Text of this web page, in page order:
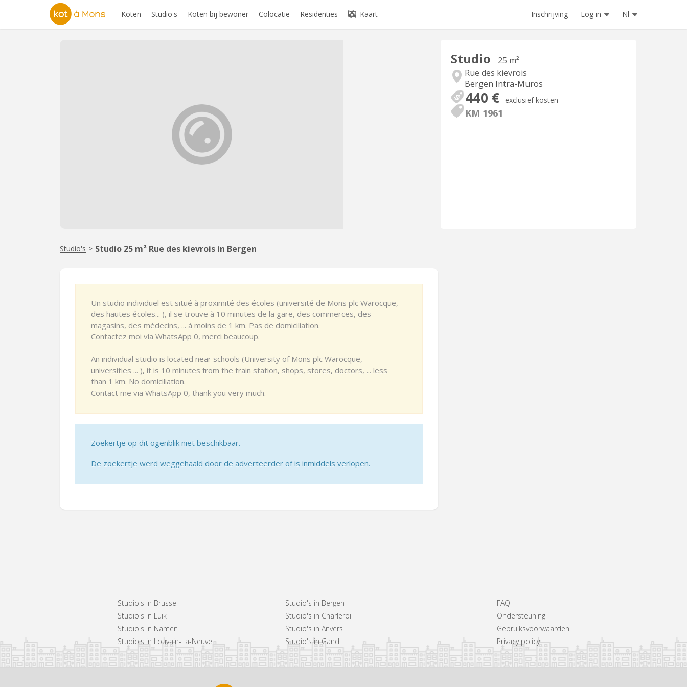
Koten Studio's Koten bij bewoner Colocatie Residenties Kaart Inschrijving Log in Nl
Studio
25 m²
Rue des kievrois
Bergen Intra-Muros
440 € exclusief kosten
KM 1961
Studio's > Studio 25 m² Rue des kievrois in Bergen
Un studio individuel est situé à proximité des écoles (université de Mons plc Warocque,
des hautes écoles... ), il se trouve à 10 minutes de la gare, des commerces, des
magasins, des médecins, ... à moins de 1 km. Pas de domiciliation.
Contactez moi via WhatsApp 0, merci beaucoup.
An individual studio is located near schools (University of Mons plc Warocque,
universities ... ), it is 10 minutes from the train station, shops, stores, doctors, ... less
than 1 km. No domiciliation.
Contact me via WhatsApp 0, thank you very much.
Zoekertje op dit ogenblik niet beschikbaar.
De zoekertje werd weggehaald door de adverteerder of is inmiddels verlopen.
Studio's in Brussel
Studio's in Luik
Studio's in Namen
Studio's in Louvain-La-Neuve
Studio's in Bergen
Studio's in Charleroi
Studio's in Anvers
Studio's in Gand
FAQ
Ondersteuning
Gebruiksvoorwaarden
Privacy policy